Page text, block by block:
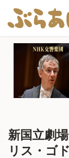
新国立劇
リス・ゴ